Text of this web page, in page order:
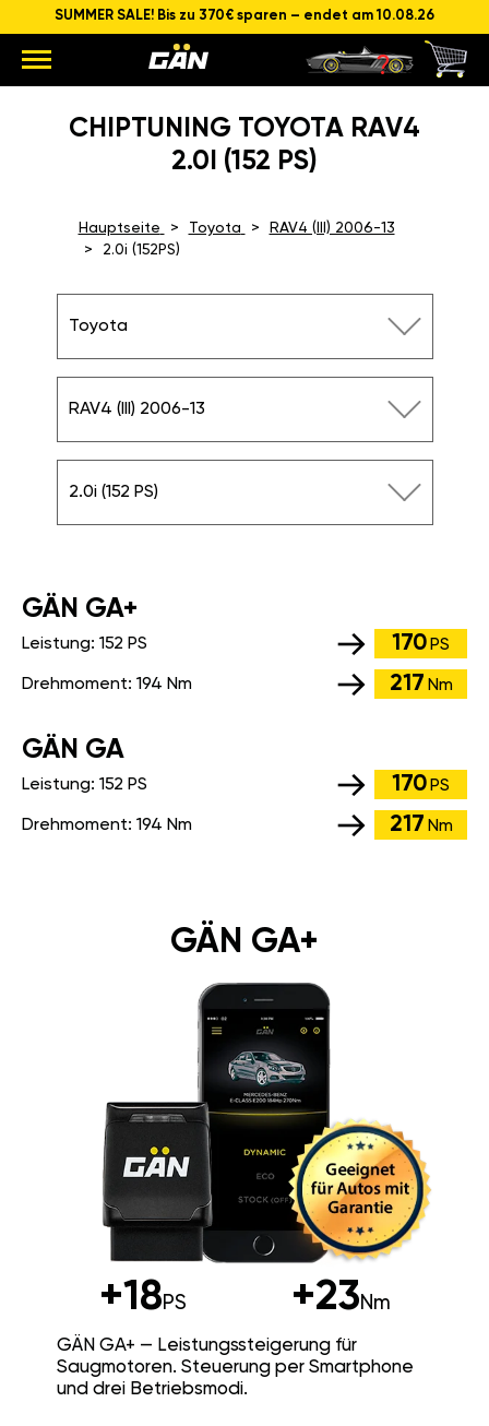
SUMMER SALE! Bis zu 370€ sparen – endet am 10.08.26
CHIPTUNING TOYOTA RAV4
2.0I (152 PS)
Hauptseite Toyota
RAV4 (III) 2006-13
2.0i (152PS)
Toyota
RAV4 (III) 2006-13
2.0i (152 PS)
GÄN GA+
Leistung: 152 PS 170 PS
Drehmoment: 194 Nm 217 Nm
GÄN GA
Leistung: 152 PS 170 PS
Drehmoment: 194 Nm 217 Nm
GÄN GA+
+18PS +23Nm
GÄN GA+ — Leistungssteigerung für
Saugmotoren. Steuerung per Smartphone
und drei Betriebsmodi.